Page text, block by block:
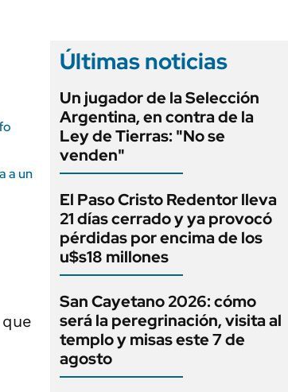
a un
Últimas noticias
Un jugador de la Selección
Argentina, en contra de la
Ley de Tierras: "No se
venden"
El Paso Cristo Redentor lleva
21 días cerrado y ya provocó
pérdidas por encima de los
u$s18 millones
San Cayetano 2026: cómo
será la peregrinación, visita al
templo y misas este 7 de
agosto